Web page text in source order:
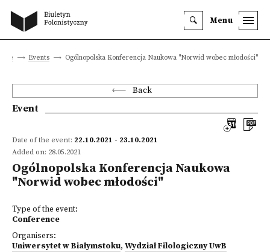
Menu
site Events Ogólnopolska Konferencja Naukowa "Norwid wobec młodości"
Back
Event
Date of the event: 22.10.2021 - 23.10.2021
Added on: 28.05.2021
Ogólnopolska Konferencja Naukowa
"Norwid wobec młodości"
Type of the event:
Conference
Organisers:
Uniwersytet w Białymstoku, Wydział Filologiczny UwB